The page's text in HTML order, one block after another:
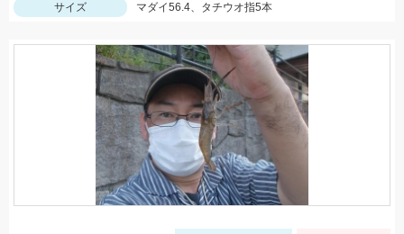
サイズ
マダイ56.4、タチウオ指5本